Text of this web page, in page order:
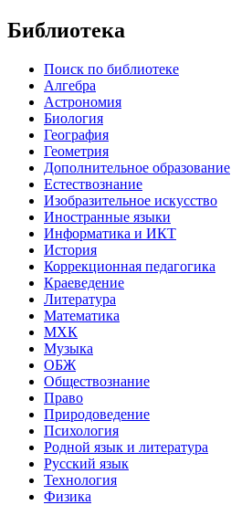
Библиотека
Поиск по библиотеке
Алгебра
Астрономия
Биология
География
Геометрия
Дополнительное образование
Естествознание
Изобразительное искусство
Иностранные языки
Информатика и ИКТ
История
Коррекционная педагогика
Краеведение
Литература
Математика
МХК
Музыка
ОБЖ
Обществознание
Право
Природоведение
Психология
Родной язык и литература
Русский язык
Технология
Физика